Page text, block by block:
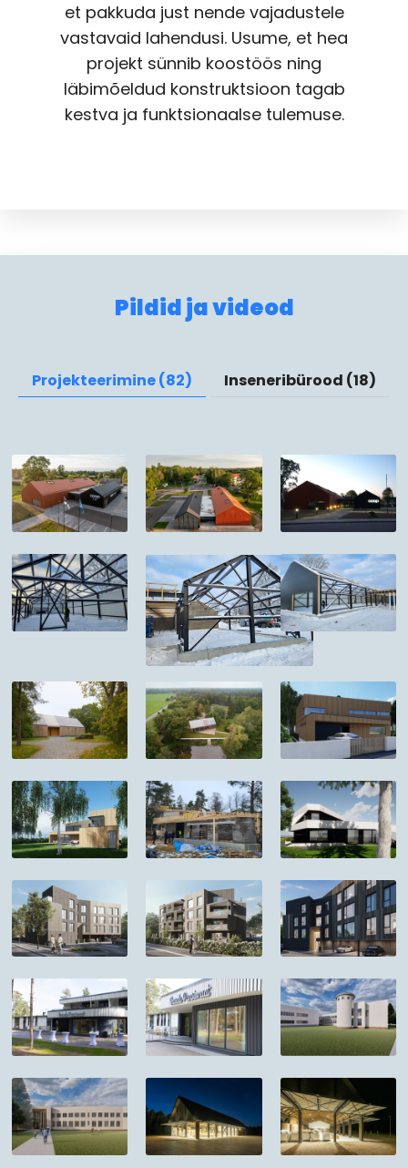
et pakkuda just nende vajadustele
vastavaid lahendusi. Usume, et hea
projekt sünnib koostöös ning
läbimõeldud konstruktsioon tagab
kestva ja funktsionaalse tulemuse.
Pildid ja videod
Projekteerimine (82) Inseneribürood (18)